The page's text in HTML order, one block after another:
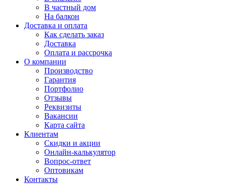
В частный дом
На балкон
Доставка и оплата
Как сделать заказ
Доставка
Оплата и рассрочка
О компании
Производство
Гарантия
Портфолио
Отзывы
Реквизиты
Вакансии
Карта сайта
Клиентам
Скидки и акции
Онлайн-калькулятор
Вопрос-ответ
Оптовикам
Контакты